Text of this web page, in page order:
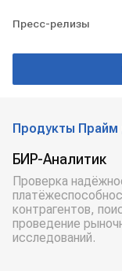
Пресс-релизы
Продукты Прайм
БИР-Аналитик
Проверка
контрагентов,
проведение
исследований.